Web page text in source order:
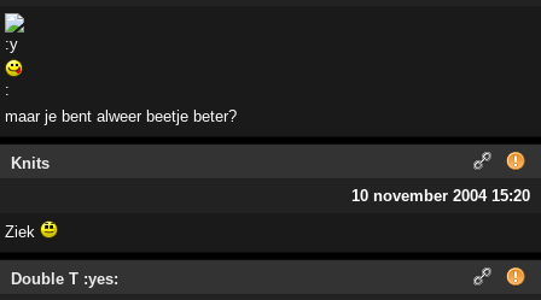
maar je bent alweer beetje beter?
Knits
10 november 2004 15:20
Ziek
Double T :yes: